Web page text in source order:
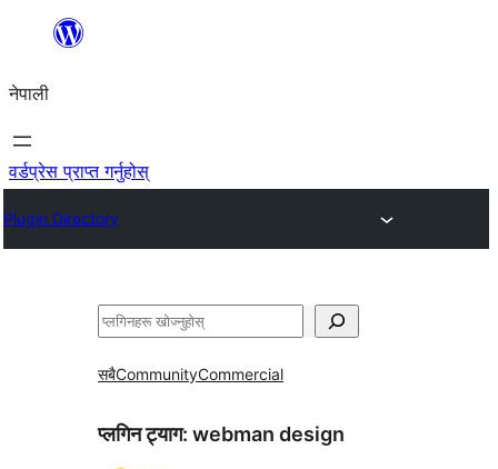
सामग्रीमा
नेपाली
वर्डप्रेस प्राप्त गर्नुहोस्
Plugin Directory
खोज्नुहोस्
सबैCommunityCommercial
प्लगिन ट्याग: webman design